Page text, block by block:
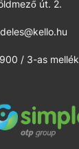
út. 2.
/ 3-as mellék